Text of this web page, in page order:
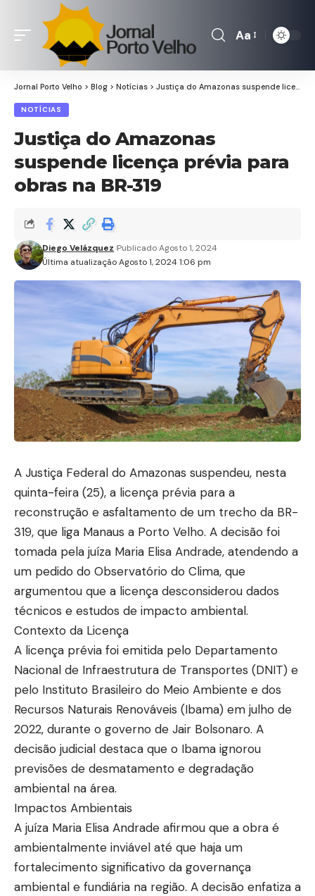
Font
Aa
Jornal Porto Velho > Blog > Notícias > Justiça do Amazonas suspende licença prévia para obras na BR-319
NOTÍCIAS
Justiça do Amazonas
suspende licença prévia para
obras na BR-319
Última atualização Agosto 1, 2024 1:06 pm
Diego Velázquez Publicado Agosto 1, 2024
A Justiça Federal do Amazonas suspendeu, nesta
quinta-feira (25), a licença prévia para a
reconstrução e asfaltamento de um trecho da BR-
319, que liga Manaus a Porto Velho. A decisão foi
tomada pela juíza Maria Elisa Andrade, atendendo a
um pedido do Observatório do Clima, que
argumentou que a licença desconsiderou dados
técnicos e estudos de impacto ambiental.
Contexto da Licença
A licença prévia foi emitida pelo Departamento
Nacional de Infraestrutura de Transportes (DNIT) e
pelo Instituto Brasileiro do Meio Ambiente e dos
Recursos Naturais Renováveis (Ibama) em julho de
2022, durante o governo de Jair Bolsonaro. A
decisão judicial destaca que o Ibama ignorou
previsões de desmatamento e degradação
ambiental na área.
Impactos Ambientais
A juíza Maria Elisa Andrade afirmou que a obra é
ambientalmente inviável até que haja um
fortalecimento significativo da governança
ambiental e fundiária na região. A decisão enfatiza a